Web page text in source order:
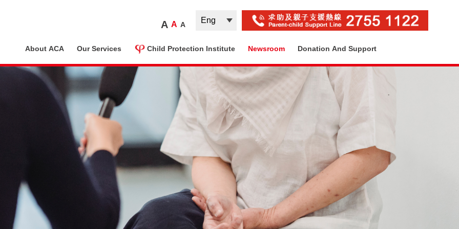
A A A
About ACA Our Services Child Protection Institute Newsroom Donation And Support